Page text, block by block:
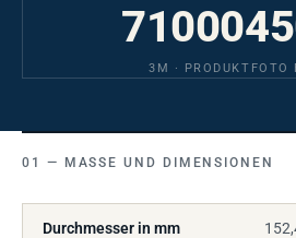
3M · PRODUKTFOTO
MASSE UND DIMENSIONEN
Durchmesser in mm